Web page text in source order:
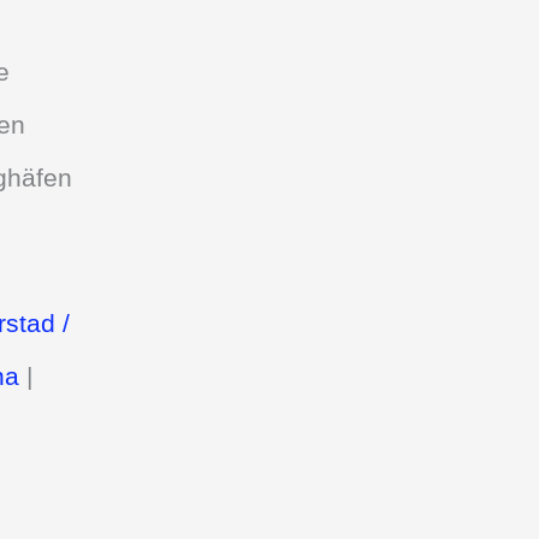
/
|